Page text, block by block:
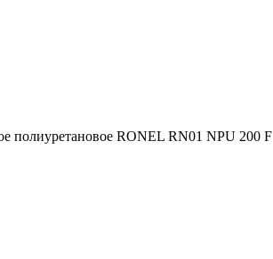
полиуретановое RONEL RN01 NPU 200 F